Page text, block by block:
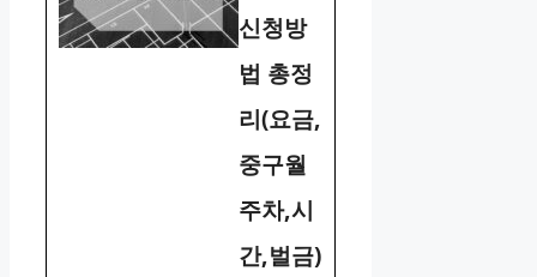
신청방
법 총정
리(요금,
중구월
주차,시
간,벌금)